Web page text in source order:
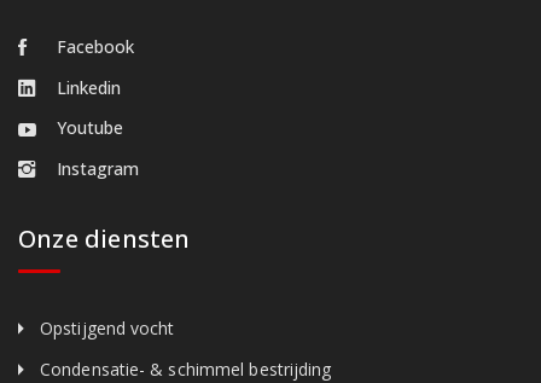
Facebook
Linkedin
Youtube
Instagram
Onze diensten
Opstijgend vocht
Condensatie- & schimmel bestrijding